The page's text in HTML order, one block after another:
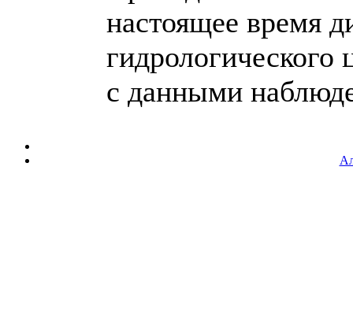
настоящее время
с данными